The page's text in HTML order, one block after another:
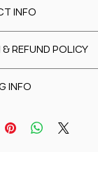
INFO
about your
care and cleaning
to write what
REFUND POLICY
customers know
refund or
trust and
INFO
about your